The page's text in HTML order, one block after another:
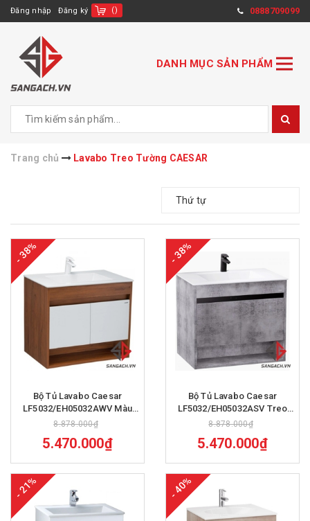
Đăng nhập Đăng ký () 0888709099
DANH MỤC SẢN PHẨM
Trang chủ Lavabo Treo Tường CAESAR
Thứ tự
- 38%
Bộ Tủ Lavabo Caesar
LF5032/EH05032AWV Màu
Nâu
8.878.000₫
5.470.000₫
- 38%
Bộ Tủ Lavabo Caesar
LF5032/EH05032ASV Treo
Tường
8.878.000₫
5.470.000₫
- 21% - 40%